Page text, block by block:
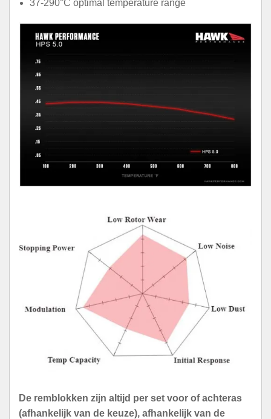
37-290°C optimal temperature range
De remblokken zijn altijd per set voor of achteras
(afhankelijk van de keuze), afhankelijk van de